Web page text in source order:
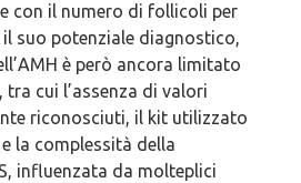
con il numero di follicoli per
suo potenziale diagnostico,
è però ancora limitato
cui l’assenza di valori
riconosciuti, il kit utilizzato
la complessità della
influenzata da molteplici